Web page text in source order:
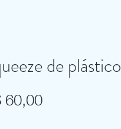
de plástico
60,00Preço